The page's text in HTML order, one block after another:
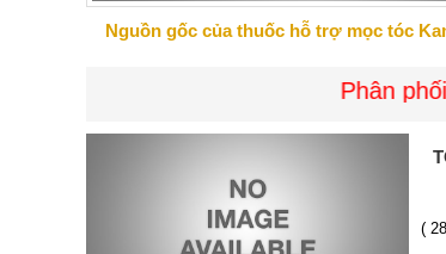
Nguồn gốc của thuốc hỗ trợ mọc tóc
Phân phối
(